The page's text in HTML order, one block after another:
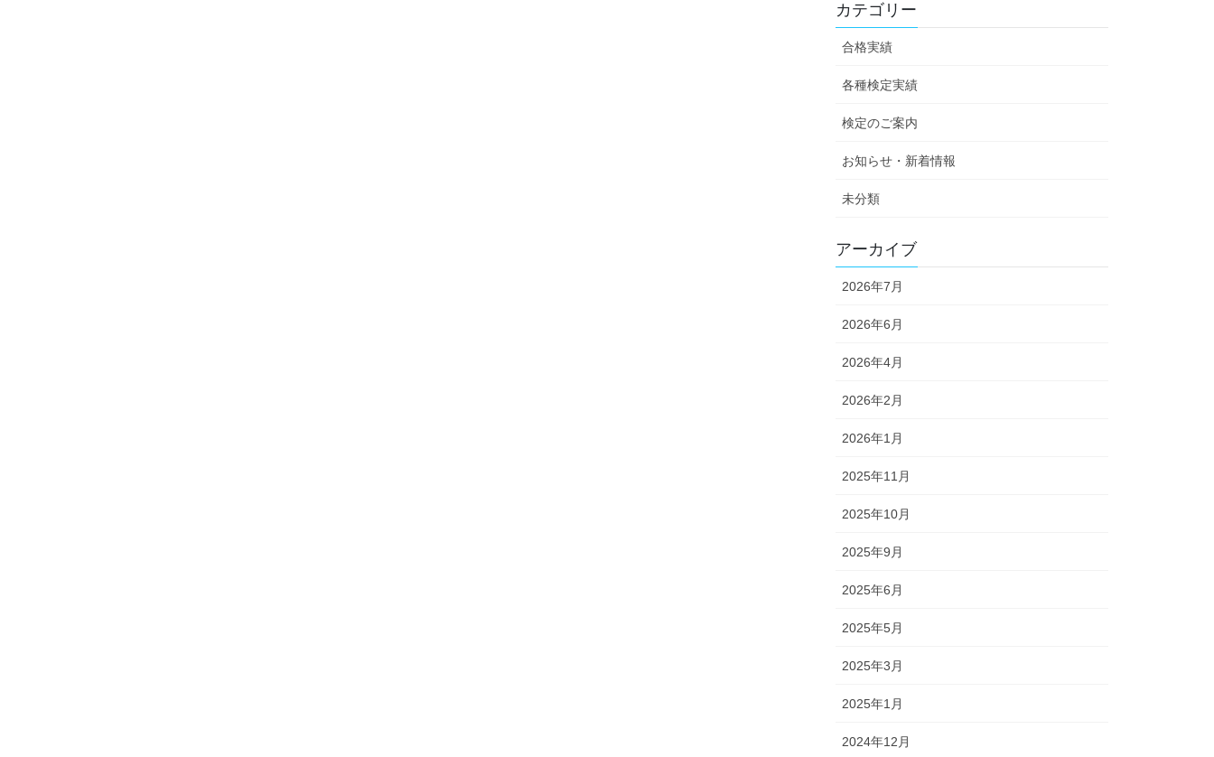
カテゴリー
合格実績
各種検定実績
検定のご案内
お知らせ・新着情報
未分類
アーカイブ
2026年7月
2026年6月
2026年4月
2026年2月
2026年1月
2025年11月
2025年10月
2025年9月
2025年6月
2025年5月
2025年3月
2025年1月
2024年12月